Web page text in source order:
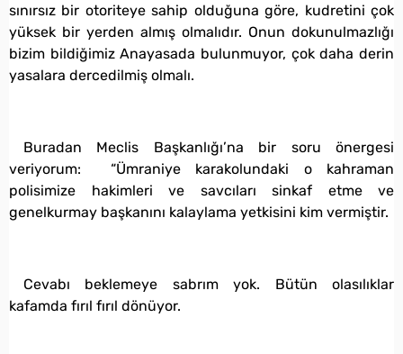
sınırsız bir otoriteye sahip olduğuna göre, kudretini çok
yüksek bir yerden almış olmalıdır. Onun dokunulmazlığı
bizim bildiğimiz Anayasada bulunmuyor, çok daha derin
yasalara dercedilmiş olmalı.
Buradan Meclis Başkanlığı’na bir soru önergesi
veriyorum: “Ümraniye karakolundaki o kahraman
polisimize hakimleri ve savcıları sinkaf etme ve
genelkurmay başkanını kalaylama yetkisini kim vermiştir.
Cevabı beklemeye sabrım yok. Bütün olasılıklar
kafamda fırıl fırıl dönüyor.